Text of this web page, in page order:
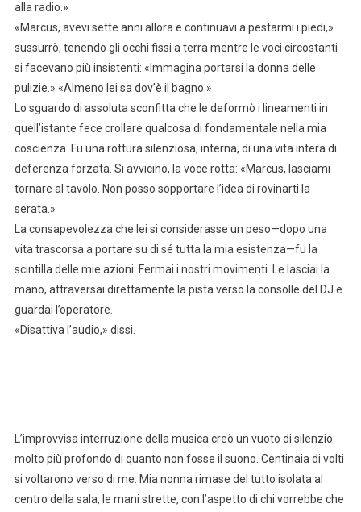
alla radio.»
«Marcus, avevi sette anni allora e continuavi a pestarmi i piedi,»
sussurrò, tenendo gli occhi fissi a terra mentre le voci circostanti
si facevano più insistenti: «Immagina portarsi la donna delle
pulizie.» «Almeno lei sa dov’è il bagno.»
Lo sguardo di assoluta sconfitta che le deformò i lineamenti in
quell’istante fece crollare qualcosa di fondamentale nella mia
coscienza. Fu una rottura silenziosa, interna, di una vita intera di
deferenza forzata. Si avvicinò, la voce rotta: «Marcus, lasciami
tornare al tavolo. Non posso sopportare l’idea di rovinarti la
serata.»
La consapevolezza che lei si considerasse un peso—dopo una
vita trascorsa a portare su di sé tutta la mia esistenza—fu la
scintilla delle mie azioni. Fermai i nostri movimenti. Le lasciai la
mano, attraversai direttamente la pista verso la consolle del DJ e
guardai l’operatore.
«Disattiva l’audio,» dissi.
L’improvvisa interruzione della musica creò un vuoto di silenzio
molto più profondo di quanto non fosse il suono. Centinaia di volti
si voltarono verso di me. Mia nonna rimase del tutto isolata al
centro della sala, le mani strette, con l’aspetto di chi vorrebbe che